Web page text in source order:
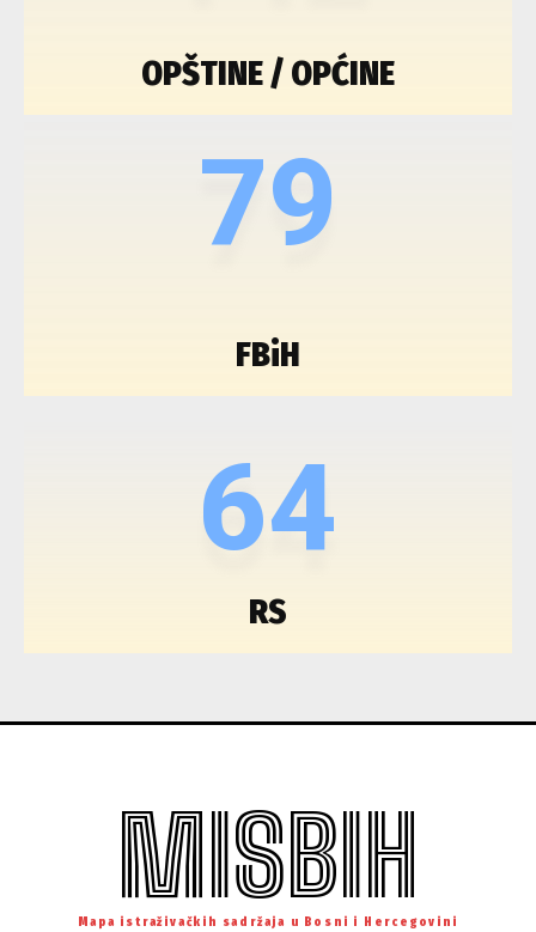
OPŠTINE / OPĆINE
79
FBiH
64
RS
MISBIH
Mapa istraživačkih sadržaja u Bosni i Hercegovini